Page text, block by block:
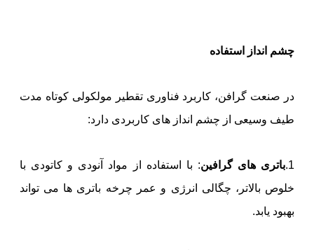
چشم انداز استفاده
در صنعت گرافن، کاربرد فناوری تقطیر مولکولی کوتاه مدت
طیف وسیعی از چشم انداز های کاربردی دارد:
1. باتری های گرافین: با استفاده از مواد آنودی و کاتودی با
خلوص بالاتر، چگالی انرژی و عمر چرخه باتری ها می تواند
بهبود یابد.